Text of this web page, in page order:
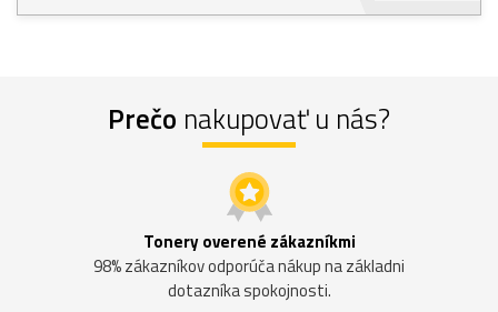
Prečo nakupovať u nás?
Tonery overené zákazníkmi
98% zákazníkov odporúča nákup na základni
dotazníka spokojnosti.